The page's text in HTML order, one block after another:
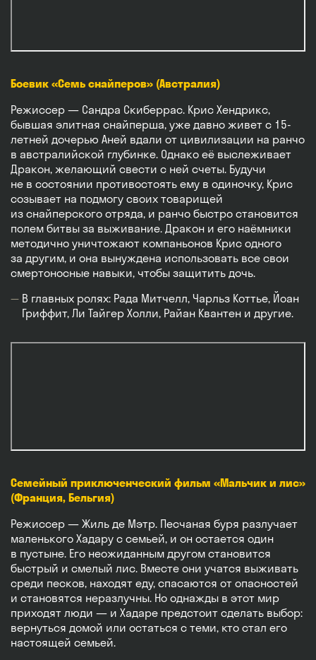
Боевик «Семь снайперов» (Австралия)
Режиссер — Сандра Скиберрас. Крис Хендрикс,
бывшая элитная снайперша, уже давно живет с 15-
летней дочерью Аней вдали от цивилизации на ранчо
в австралийской глубинке. Однако её выслеживает
Дракон, желающий свести с ней счеты. Будучи
не в состоянии противостоять ему в одиночку, Крис
созывает на подмогу своих товарищей
из снайперского отряда, и ранчо быстро становится
полем битвы за выживание. Дракон и его наёмники
методично уничтожают компаньонов Крис одного
за другим, и она вынуждена использовать все свои
смертоносные навыки, чтобы защитить дочь.
В главных ролях: Рада Митчелл, Чарльз Коттье, Йоан
Гриффит, Ли Тайгер Холли, Райан Квантен и другие.
Семейный приключенческий фильм «Мальчик и лис»
(Франция, Бельгия)
Режиссер — Жиль де Мэтр. Песчаная буря разлучает
маленького Хадару с семьей, и он остается один
в пустыне. Его неожиданным другом становится
быстрый и смелый лис. Вместе они учатся выживать
среди песков, находят еду, спасаются от опасностей
и становятся неразлучны. Но однажды в этот мир
приходят люди — и Хадаре предстоит сделать выбор:
вернуться домой или остаться с теми, кто стал его
настоящей семьей.